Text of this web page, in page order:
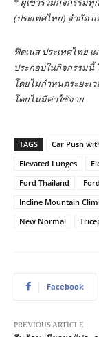
* ผู้เข้าร่วมกิจกรรมทุ
(ประเทศไทย) จำกัด
ฟิตเนส ประเทศไทย
ประกอบในกิจกรรมนี้
โดยไม่กำหนดระยะเ
โดยไม่มีค่าใช้จ่าย
TAGS Car Push
Elevated Lunges
Ford Thailand
Incline Mountain
New Normal
Facebook
PREVIOUS ARTICLE